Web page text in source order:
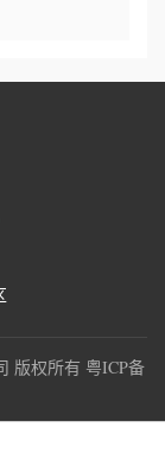
版权所有 粤ICP备